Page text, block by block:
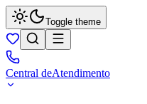
Toggle theme
Central deAtendimento